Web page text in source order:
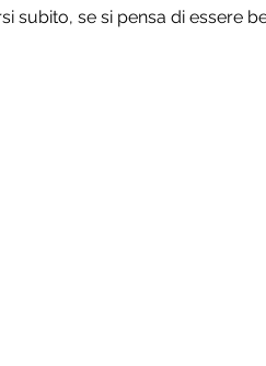
subito, se si pensa di essere